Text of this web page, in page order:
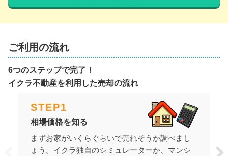
ご利用の流れ
6つのステップで完了！
イクラ不動産を利用した売却の流れ
STEP1
相場価格を知る
まずお家がいくらぐらいで売れそうか調べまし
ょう。イクラ独自のシミュレーターか、マンシ